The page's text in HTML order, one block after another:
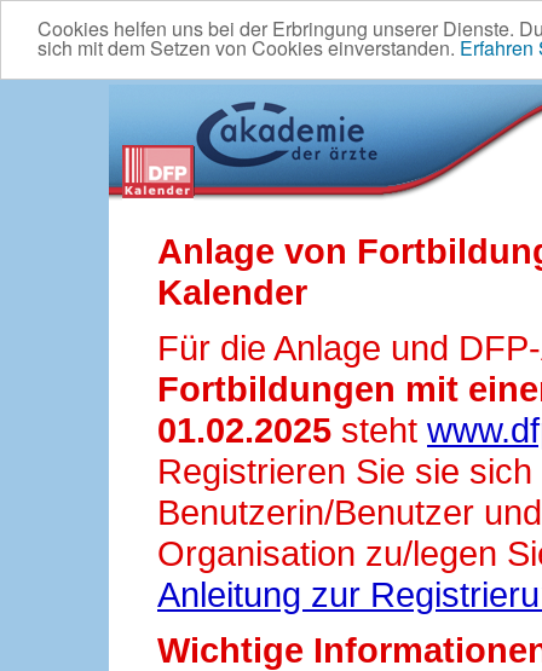
Cookies helfen uns bei der Erbringung unserer Dienste.
sich mit dem Setzen von Cookies einverstanden. Erfahren
Anlage von
Kalender
Für die Anlage und
Fortbildungen mit
01.02.2025 steht
Registrieren Sie sie
Benutzerin/Benutzer
Organisation zu/legen
Anleitung zur
Wichtige